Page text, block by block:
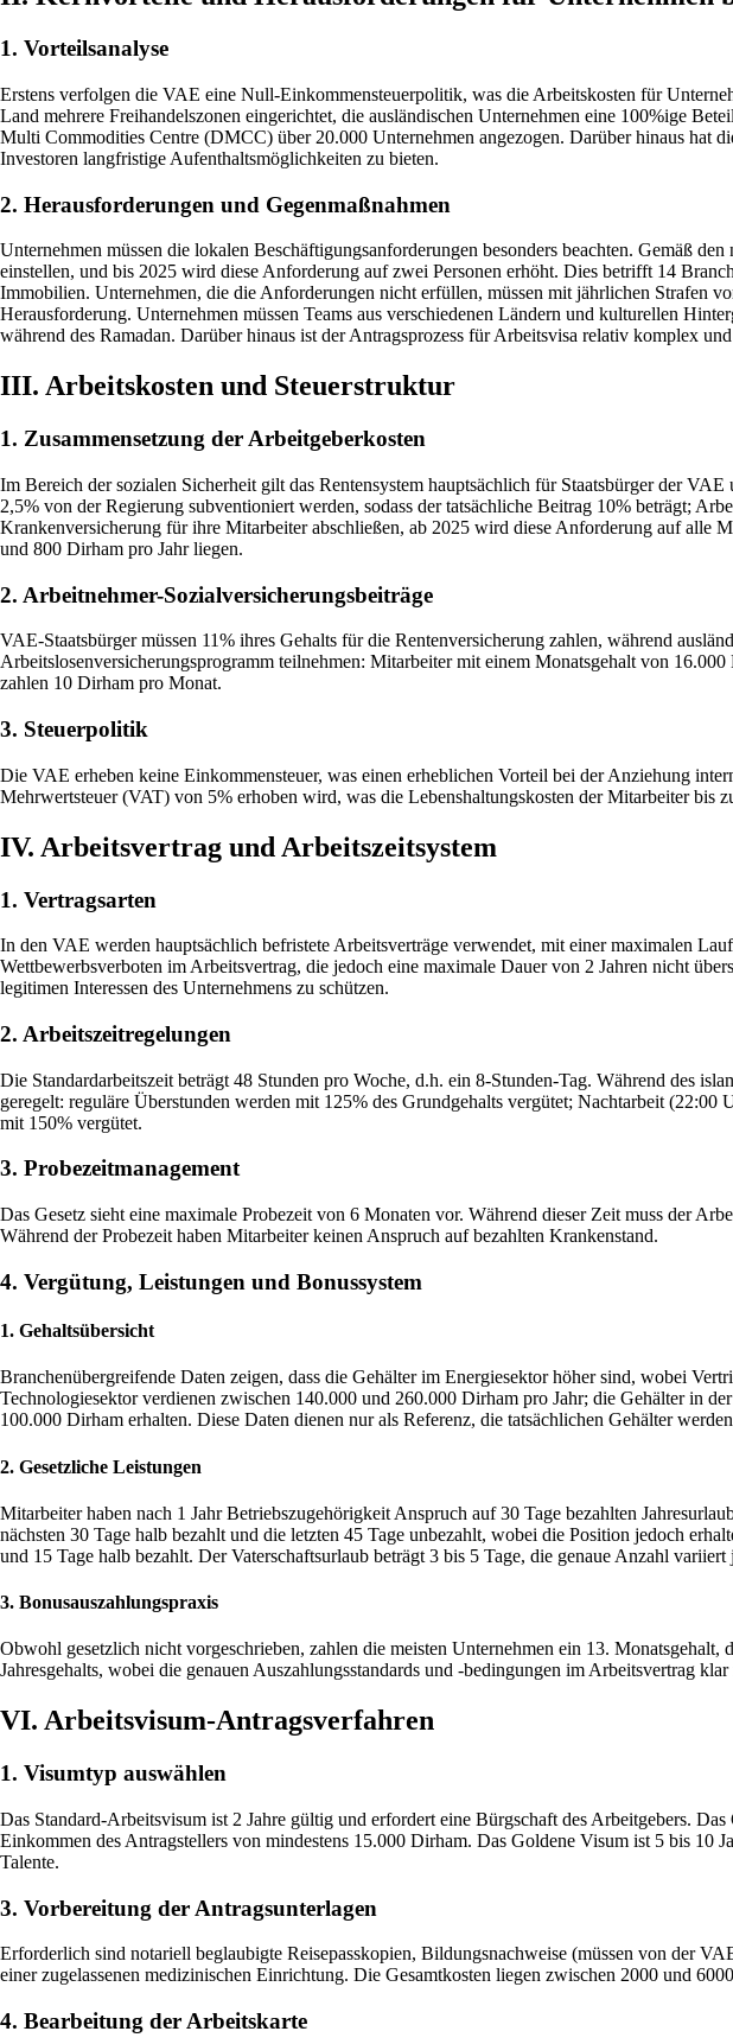
1. Vorteilsanalyse
Erstens verfolgen die VAE eine Null-Einkommensteuerpolitik, was die Arbeitskosten für
Land mehrere Freihandelszonen eingerichtet, die ausländischen Unternehmen eine 100%ige
Multi Commodities Centre (DMCC) über 20.000 Unternehmen angezogen. Darüber hinaus hat
Investoren langfristige Aufenthaltsmöglichkeiten zu bieten.
2. Herausforderungen und Gegenmaßnahmen
Unternehmen müssen die lokalen Beschäftigungsanforderungen besonders beachten. Gemäß
einstellen, und bis 2025 wird diese Anforderung auf zwei Personen erhöht. Dies betrifft 14
Immobilien. Unternehmen, die die Anforderungen nicht erfüllen, müssen mit jährlichen Strafen
Herausforderung. Unternehmen müssen Teams aus verschiedenen Ländern und kulturellen
während des Ramadan. Darüber hinaus ist der Antragsprozess für Arbeitsvisa relativ komplex
III. Arbeitskosten und Steuerstruktur
1. Zusammensetzung der Arbeitgeberkosten
Im Bereich der sozialen Sicherheit gilt das Rentensystem hauptsächlich für Staatsbürger der
2,5% von der Regierung subventioniert werden, sodass der tatsächliche Beitrag 10% beträgt;
Krankenversicherung für ihre Mitarbeiter abschließen, ab 2025 wird diese Anforderung auf alle
und 800 Dirham pro Jahr liegen.
2. Arbeitnehmer-Sozialversicherungsbeiträge
VAE-Staatsbürger müssen 11% ihres Gehalts für die Rentenversicherung zahlen, während
Arbeitslosenversicherungsprogramm teilnehmen: Mitarbeiter mit einem Monatsgehalt von
zahlen 10 Dirham pro Monat.
3. Steuerpolitik
Die VAE erheben keine Einkommensteuer, was einen erheblichen Vorteil bei der Anziehung
Mehrwertsteuer (VAT) von 5% erhoben wird, was die Lebenshaltungskosten der Mitarbeiter bis
IV. Arbeitsvertrag und Arbeitszeitsystem
1. Vertragsarten
In den VAE werden hauptsächlich befristete Arbeitsverträge verwendet, mit einer maximalen
Wettbewerbsverboten im Arbeitsvertrag, die jedoch eine maximale Dauer von 2 Jahren nicht
legitimen Interessen des Unternehmens zu schützen.
2. Arbeitszeitregelungen
Die Standardarbeitszeit beträgt 48 Stunden pro Woche, d.h. ein 8-Stunden-Tag. Während des
geregelt: reguläre Überstunden werden mit 125% des Grundgehalts vergütet; Nachtarbeit
mit 150% vergütet.
3. Probezeitmanagement
Das Gesetz sieht eine maximale Probezeit von 6 Monaten vor. Während dieser Zeit muss der
Während der Probezeit haben Mitarbeiter keinen Anspruch auf bezahlten Krankenstand.
4. Vergütung, Leistungen und Bonussystem
1. Gehaltsübersicht
Branchenübergreifende Daten zeigen, dass die Gehälter im Energiesektor höher sind, wobei
Technologiesektor verdienen zwischen 140.000 und 260.000 Dirham pro Jahr; die Gehälter in
100.000 Dirham erhalten. Diese Daten dienen nur als Referenz, die tatsächlichen Gehälter
2. Gesetzliche Leistungen
Mitarbeiter haben nach 1 Jahr Betriebszugehörigkeit Anspruch auf 30 Tage bezahlten
nächsten 30 Tage halb bezahlt und die letzten 45 Tage unbezahlt, wobei die Position jedoch
und 15 Tage halb bezahlt. Der Vaterschaftsurlaub beträgt 3 bis 5 Tage, die genaue Anzahl variiert
3. Bonusauszahlungspraxis
Obwohl gesetzlich nicht vorgeschrieben, zahlen die meisten Unternehmen ein 13.
Jahresgehalts, wobei die genauen Auszahlungsstandards und -bedingungen im Arbeitsvertrag
VI. Arbeitsvisum-Antragsverfahren
1. Visumtyp auswählen
Das Standard-Arbeitsvisum ist 2 Jahre gültig und erfordert eine Bürgschaft des Arbeitgebers.
Einkommen des Antragstellers von mindestens 15.000 Dirham. Das Goldene Visum ist 5 bis 10
Talente.
3. Vorbereitung der Antragsunterlagen
Erforderlich sind notariell beglaubigte Reisepasskopien, Bildungsnachweise (müssen von der
einer zugelassenen medizinischen Einrichtung. Die Gesamtkosten liegen zwischen 2000 und
4. Bearbeitung der Arbeitskarte